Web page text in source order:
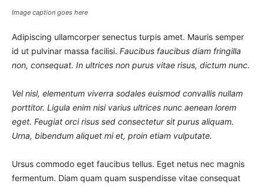
Image caption goes here
Adipiscing ullamcorper senectus turpis amet. Mauris semper
id ut pulvinar massa facilisi. Faucibus faucibus diam fringilla
non, consequat. In ultrices non purus vitae risus, dictum nunc.
Vel nisl, elementum viverra sodales euismod convallis nullam
porttitor. Ligula enim nisi varius ultrices nunc aenean lorem
eget. Feugiat orci risus sed consectetur sit purus aliquam.
Urna, bibendum aliquet mi et, proin etiam vulputate.
Ursus commodo eget faucibus tellus. Eget netus nec magnis
fermentum. Diam quam quam suspendisse vitae consequat